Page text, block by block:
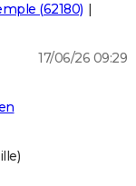
(62180)
17/06/26 09:29